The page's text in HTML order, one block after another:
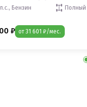
Бензин
Полный
₽ от 31 601 ₽/мес.